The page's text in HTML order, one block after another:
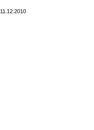
11.12.2010
11.12.2010